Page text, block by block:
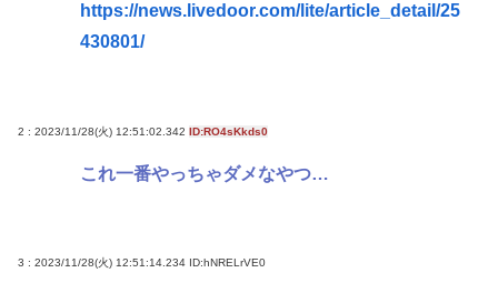
老けすぎている48歳だろと誹謗中傷
面接官「一番結婚したいVTuberは誰ですか？」👈ど
発動すべき」
https://news.livedoor.com/lite/article_detail/25
430801/
2 : 2023/11/28(火) 12:51:02.342 ID:RO4sKkds0
これ一番やっちゃダメなやつ…
3 : 2023/11/28(火) 12:51:14.234 ID:hNRELrVE0